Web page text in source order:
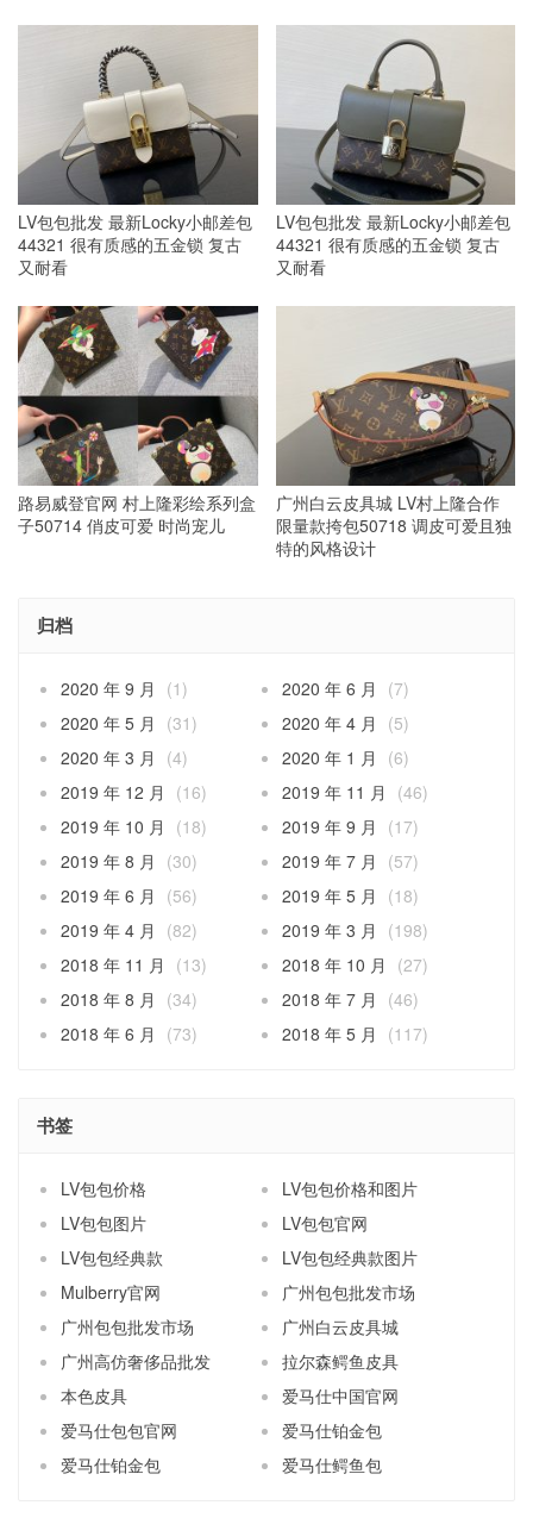
LV包包批发 最新Locky小邮差包
44321 很有质感的五金锁 复古
又耐看
LV包包批发 最新Locky小邮差包
44321 很有质感的五金锁 复古
又耐看
路易威登官网 村上隆彩绘系列盒
子50714 俏皮可爱 时尚宠儿
广州白云皮具城 LV村上隆合作
限量款挎包50718 调皮可爱且独
特的风格设计
归档
2020 年 9 月 (1) 2020 年 6 月
(7)
2020 年 5 月
(31) 2020 年 4 月
(5)
2020 年 3 月
(4) 2020 年 1 月
(6)
2019 年 12 月
(16) 2019 年 11 月
(46)
2019 年 10 月
(18) 2019 年 9 月
(17)
2019 年 8 月
(30) 2019 年 7 月
(57)
2019 年 6 月
(56) 2019 年 5 月
(18)
2019 年 4 月
(82) 2019 年 3 月
(198)
2018 年 11 月
(13) 2018 年 10 月
(27)
2018 年 8 月
(34) 2018 年 7 月
(46)
2018 年 6 月
(73) 2018 年 5 月 (117)
书签
LV包包价格
LV包包价格和图片
LV包包图片
LV包包官网
LV包包经典款
LV包包经典款图片
Mulberry官网
广州包包批发市场
广州包包批发市场
广州白云皮具城
广州高仿奢侈品批发
拉尔森鳄鱼皮具
本色皮具
爱马仕中国官网
爱马仕包包官网
爱马仕铂金包
爱马仕铂金包
爱马仕鳄鱼包